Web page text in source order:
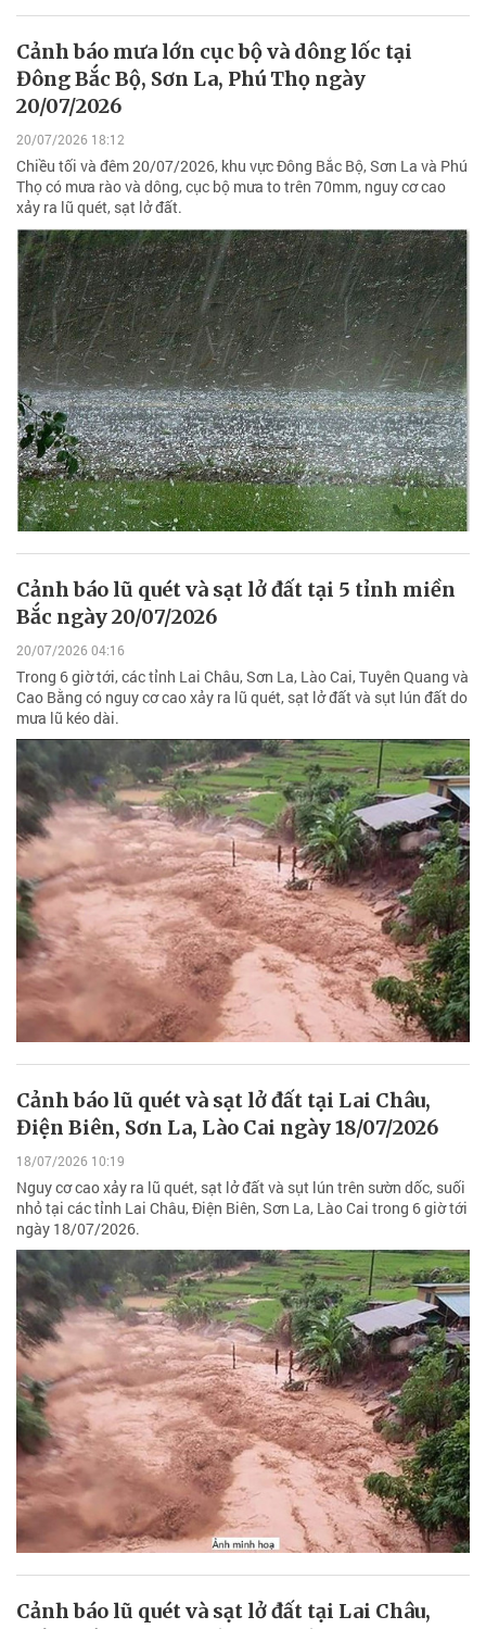
Cảnh báo mưa lớn cục bộ và dông lốc tại
Đông Bắc Bộ, Sơn La, Phú Thọ ngày
20/07/2026
20/07/2026 18:12
Chiều tối và đêm 20/07/2026, khu vực Đông Bắc Bộ, Sơn La và Phú
Thọ có mưa rào và dông, cục bộ mưa to trên 70mm, nguy cơ cao
xảy ra lũ quét, sạt lở đất.
Cảnh báo lũ quét và sạt lở đất tại 5 tỉnh miền
Bắc ngày 20/07/2026
20/07/2026 04:16
Trong 6 giờ tới, các tỉnh Lai Châu, Sơn La, Lào Cai, Tuyên Quang và
Cao Bằng có nguy cơ cao xảy ra lũ quét, sạt lở đất và sụt lún đất do
mưa lũ kéo dài.
Cảnh báo lũ quét và sạt lở đất tại Lai Châu,
Điện Biên, Sơn La, Lào Cai ngày 18/07/2026
18/07/2026 10:19
Nguy cơ cao xảy ra lũ quét, sạt lở đất và sụt lún trên sườn dốc, suối
nhỏ tại các tỉnh Lai Châu, Điện Biên, Sơn La, Lào Cai trong 6 giờ tới
ngày 18/07/2026.
Cảnh báo lũ quét và sạt lở đất tại Lai Châu,